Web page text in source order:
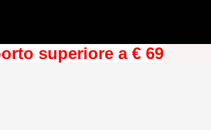
superiore a € 69